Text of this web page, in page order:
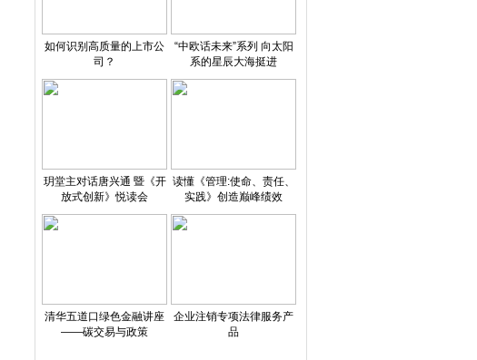
如何识别高质量的上市公
司？
“中欧话未来”系列 向太阳
系的星辰大海挺进
玥堂主对话唐兴通 暨《开
放式创新》悦读会
读懂《管理:使命、责任、
实践》创造巅峰绩效
清华五道口绿色金融讲座
——碳交易与政策
企业注销专项法律服务产
品